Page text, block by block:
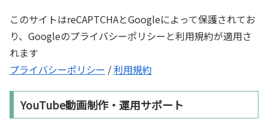
このサイトはreCAPTCHAとGoogleによって保護されてお
り、Googleのプライバシーポリシーと利用規約が適用さ
れます
プライバシーポリシー /利用規約
YouTube動画制作・運用サポート